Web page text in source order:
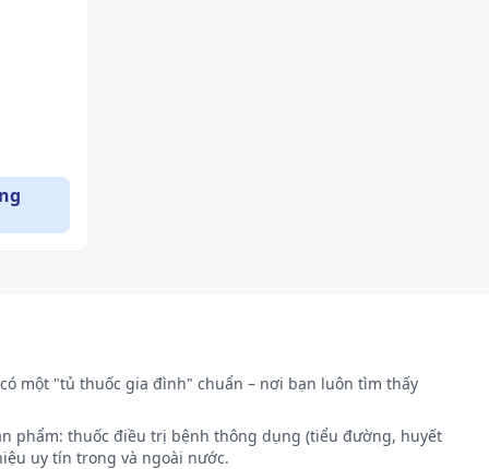
dụng
một "tủ thuốc gia đình" chuẩn – nơi bạn luôn tìm thấy
phẩm: thuốc điều trị bệnh thông dụng (tiểu đường, huyết
uy tín trong và ngoài nước.